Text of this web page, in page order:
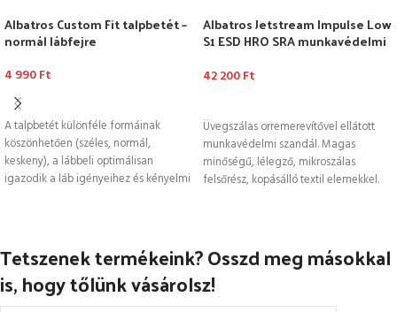
Albatros Custom Fit talpbetét –
normál lábfejre
4 990Ft
OPCIÓK VÁLASZTÁSA
A talpbetét különféle formáinak
köszönhetően (széles, normál,
keskeny), a lábbeli optimálisan
igazodik a láb igényeihez és kényelmi
Albatros Jetstream Impulse Low
S1 ESD HRO SRA munkavédelmi
42 200Ft
Üvegszálas orremerevítővel ellátott
munkavédelmi szandál. Magas
minőségű, lélegző, mikroszálas
felsőrész, kopásálló textil elemekkel.
Tetszenek termékeink? Osszd meg másokkal
is, hogy tőlünk vásárolsz!